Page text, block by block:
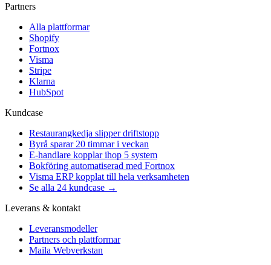
Partners
Alla plattformar
Shopify
Fortnox
Visma
Stripe
Klarna
HubSpot
Kundcase
Restaurangkedja slipper driftstopp
Byrå sparar 20 timmar i veckan
E-handlare kopplar ihop 5 system
Bokföring automatiserad med Fortnox
Visma ERP kopplat till hela verksamheten
Se alla 24 kundcase →
Leverans & kontakt
Leveransmodeller
Partners och plattformar
Maila Webverkstan